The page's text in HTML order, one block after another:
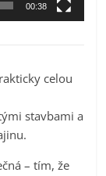
00:38
celou
stavbami a
– tím, že